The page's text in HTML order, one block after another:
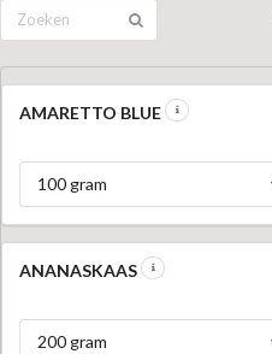
AMARETTO BLUE
100 gram
ANANASKAAS
200 gram